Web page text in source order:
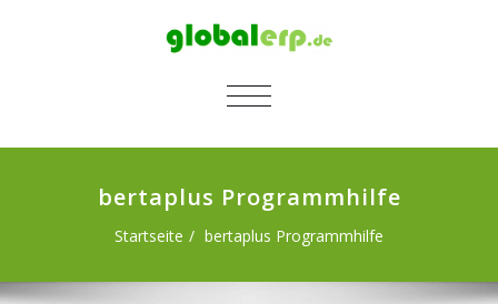
SCHALTE NAVIGATION
bertaplus Programmhilfe
Startseite bertaplus Programmhilfe